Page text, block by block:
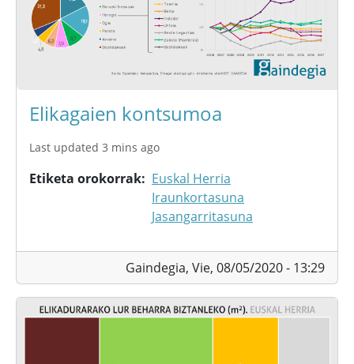
Elikagaien kontsumoa
Last updated 3 mins ago
Etiketa orokorrak
Euskal Herria
Iraunkortasuna
Jasangarritasuna
Gaindegia, Vie, 08/05/2020 - 13:29